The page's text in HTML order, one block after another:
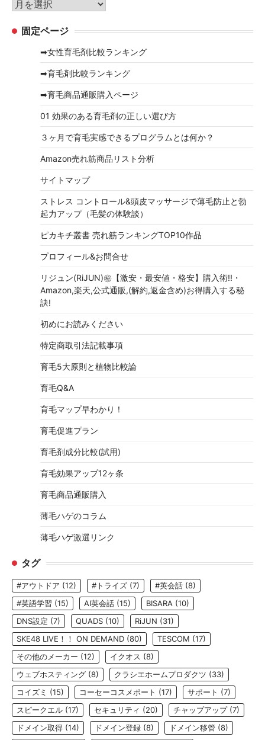
ー
ア
カ 固定ページ
➡女性育毛剤比較ランキング
➡育毛剤比較ランキング
➡育毛商品通販購入ページ
01 効果のある育毛剤の正しい選び方
３ヶ月で育毛実感できるプログラムとは何か？
Amazon売れ筋商品リスト分析
サイトマップ
ストレス コントロール&頭皮マッサージで薄毛防止と勃
起力アップ（毛髪の体験談）
ピカキチ叢書 売れ筋ランキングTOP10作品
プロフィール&お問合せ
リジュン(RiJUN)㊙【激安・最安値・格安】購入術!!・
Amazon,楽天,公式通販,(解約,返金含め)お得購入する秘
訣!
初めにお読みください
特定商取引法記載事項
育毛5大原則と植物比較論
育毛Q&A
育毛マップ早わかり！
育毛促進プラン
育毛剤成分比較(試用)
育毛効果アップ12ヶ条
育毛商品通販購入
薄毛ハゲのコラム
薄毛ハゲ激選リンク
タグ
#アウトドア (12) #トライズ (7) #英会話 (8)
#英語学習 (15) AI英会話 (15) BISARA (10)
DNS設定 (7) QUADS (10) RiJUN (31)
SKE48 LIVE！！ ON DEMAND (80) TESCOM (17)
その他のメーカー (12) イクオス (8)
ウェブホスティング (8) クラシエホームプロダクツ (33)
コイズミ (15) コーセーコスメポート (17) サポート (7)
スピークエル (17) セキュリティ (20) チャップアップ(7)
ドメイン取得 (14) ドメイン登録 (8) ドメイン移管 (8)